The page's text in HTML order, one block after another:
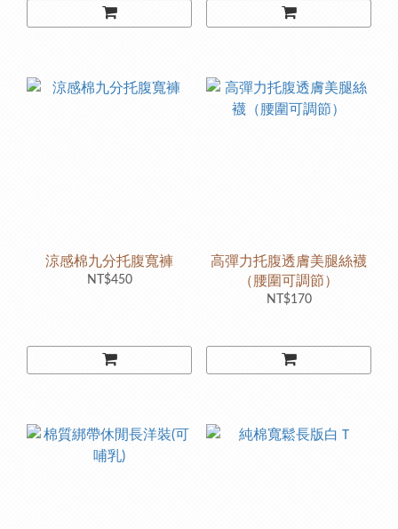
涼感棉九分托腹寬褲
NT$450
高彈力托腹透膚美腿絲襪
（腰圍可調節）
NT$170